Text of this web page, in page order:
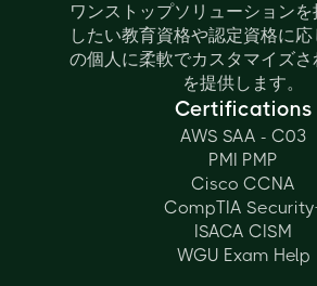
ワンストップソリューション
したい教育資格や認定資格に
の個人に柔軟でカスタマイズさ
を提供します。
Certifications
AWS SAA - C03
PMI PMP
Cisco CCNA
CompTIA
ISACA CISM
WGU Exam Help